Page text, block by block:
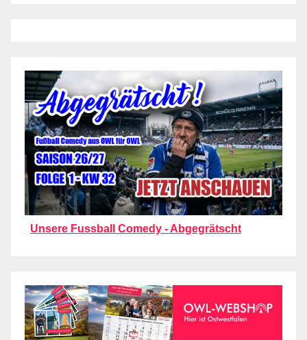
Unsere Fussball Comedy - Abgegrätscht